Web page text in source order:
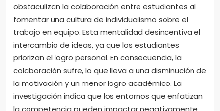
obstaculizan la colaboración entre estudiantes al
fomentar una cultura de individualismo sobre el
trabajo en equipo. Esta mentalidad desincentiva el
intercambio de ideas, ya que los estudiantes
priorizan el logro personal. En consecuencia, la
colaboración sufre, lo que lleva a una disminución de
la motivación y un menor logro académico. La
investigación indica que los entornos que enfatizan
la competencia pueden impactar negativamente